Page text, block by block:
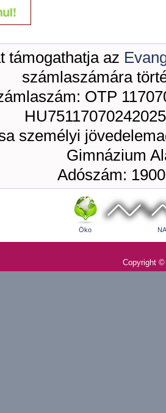
támogathatja az
számlaszámára
OTP
személyi
Gimnázium
Adószám:
Öko
Copyright